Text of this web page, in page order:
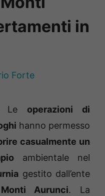
in
Forte
Le operazioni di
hanno permesso
casualmente un
ambientale nel
gestito dall’ente
Aurunci. La